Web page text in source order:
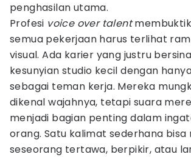
penghasilan utama.
Profesi voice over talent
semua pekerjaan harus terlihat
visual. Ada karier yang justru
kesunyian studio kecil dengan
sebagai teman kerja. Mereka
dikenal wajahnya, tetapi suara
menjadi bagian penting dalam
orang. Satu kalimat sederhana
seseorang tertawa, berpikir, atau